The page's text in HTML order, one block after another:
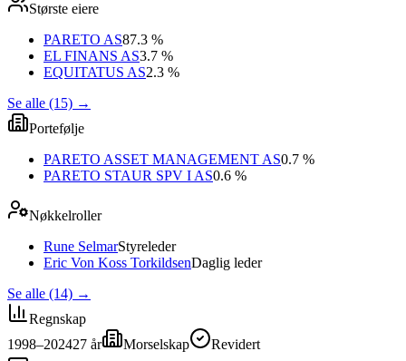
Største eiere
PARETO AS87.3 %
EL FINANS AS3.7 %
EQUITATUS AS2.3 %
Se alle (15) →
Portefølje
PARETO ASSET MANAGEMENT AS0.7 %
PARETO STAUR SPV I AS0.6 %
Nøkkelroller
Rune SelmarStyreleder
Eric Von Koss TorkildsenDaglig leder
Se alle (14) →
Regnskap
1998–202427 år Morselskap
Revidert